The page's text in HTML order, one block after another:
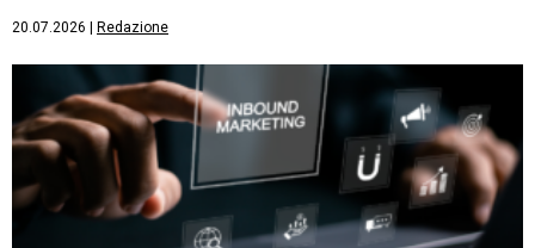
20.07.2026 Redazione